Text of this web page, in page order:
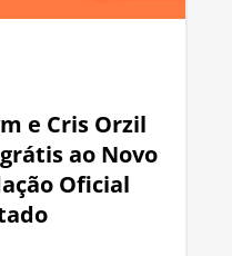
e Cris Orzil
ao Novo
Oficial